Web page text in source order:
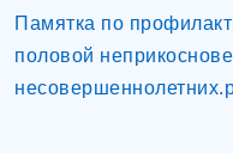
Памятка по
половой